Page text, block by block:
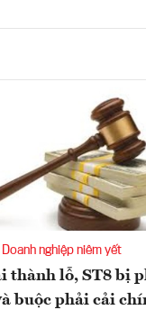
Doanh nghiệp niêm yết
thành lỗ, ST8 bị
buộc phải cải